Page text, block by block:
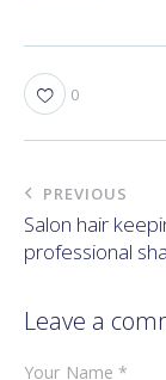
0
PREVIOUS
Salon hair
professional
Leave a